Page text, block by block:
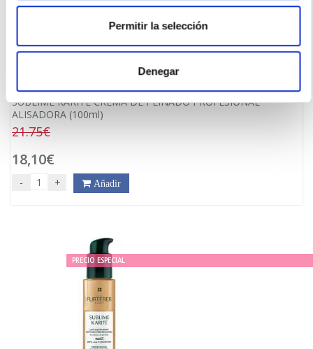
Permitir la selección
Denegar
RENÉ FURTERER
SUBLIME KARITE CREMA DE PEINADO PROFESIONAL
ALISADORA (100ml)
21.75€
18,10€
- + Añadir
PRECIO ESPECIAL